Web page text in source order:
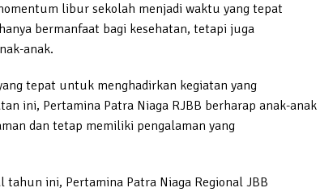
libur sekolah menjadi waktu yang tepat
bermanfaat bagi kesehatan, tetapi juga
anak.
tepat untuk menghadirkan kegiatan yang
ini, Pertamina Patra Niaga RJBB berharap anak-anak
dan tetap memiliki pengalaman yang
ini, Pertamina Patra Niaga Regional JBB